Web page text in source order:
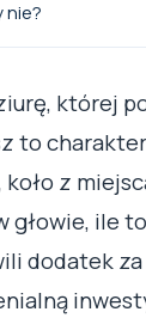
nie?
której
to
z
głowie, ile
dodatek